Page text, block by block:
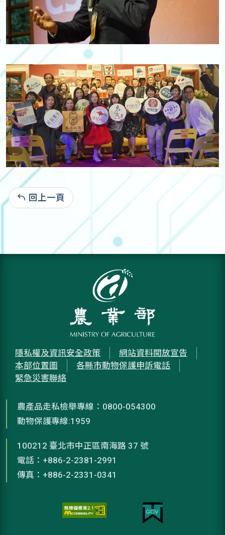
回上一頁 111-11-24:1,536
隱私權及資訊安全政策
網站資料開放宣告
本部位置圖
各縣市動物保護申訴電話
緊急災害聯絡
農產品走私檢舉專線：0800-054300
動物保護專線:1959
100212 臺北市中正區南海路 37 號
電話：+886-2-2381-2991
傳真：+886-2-2331-0341